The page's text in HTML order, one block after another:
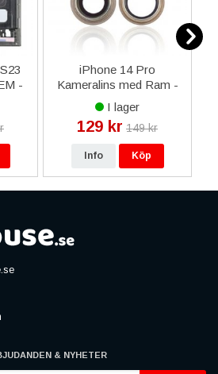
-
iPhone 14 Pro
Kameralins med Ram -
Guld
I lager
129 kr 149 kr
Info Köp
& NYHETER